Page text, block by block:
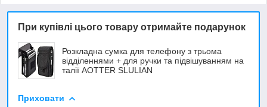
При купівлі цього товару отримайте подарунок
Розкладна сумка для телефону з трьома
відділеннями + для ручки та підвішуванням на
талії AOTTER SLULIAN
Приховати